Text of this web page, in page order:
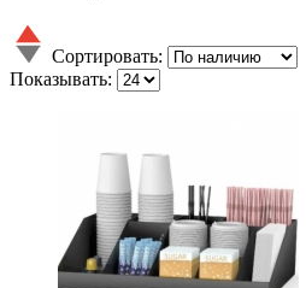
Сортировать:
Показывать: